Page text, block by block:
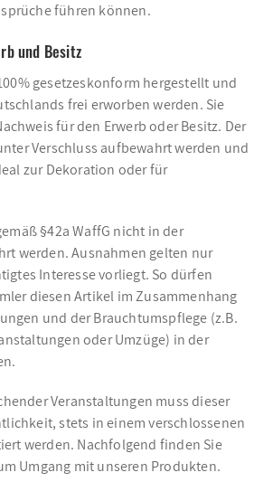
führen können.
und Besitz
gesetzeskonform hergestellt und
frei erworben werden. Sie
für den Erwerb oder Besitz. Der
Verschluss aufbewahrt werden und
zur Dekoration oder für
§42a WaffG nicht in der
werden. Ausnahmen gelten nur
Interesse vorliegt. So dürfen
diesen Artikel im Zusammenhang
und der Brauchtumspflege (z.B.
oder Umzüge) in der
Veranstaltungen muss dieser
stets in einem verschlossenen
werden. Nachfolgend finden Sie
Umgang mit unseren Produkten.